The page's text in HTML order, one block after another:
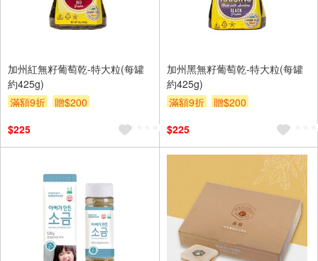
加州紅無籽葡萄乾-特大粒(每罐
約425g)
滿額9折
贈$200
$225
加州黑無籽葡萄乾-特大粒(每罐
約425g)
滿額9折
贈$200
$225